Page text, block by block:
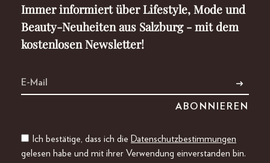
Immer informiert über Lifestyle, Mode und
Beauty-Neuheiten aus Salzburg - mit dem
kostenlosen Newsletter!
Ich bestätige, dass ich die Datenschutzbestimmungen
gelesen habe und mit ihrer Verwendung einverstanden bin.